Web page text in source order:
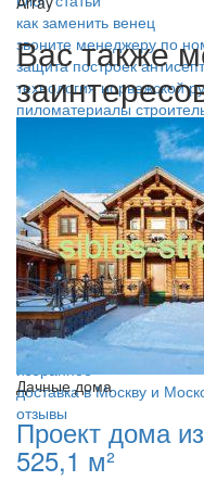
как заменить венец
звоните менеджеру по
защита построек
технология норвежской
пиломатериалы
создание построек на
способы установки
установка дверей
характеристики
шлифовка своими руками
экологичность соснового
технология рубки в
стильные рубленные
из сибирской древесины
бани под ключ, дерево
обработка древесины
избранное
доставка в Москву и
отзывы
Вас также
Дачные дома
Проект дома
525,1 м²